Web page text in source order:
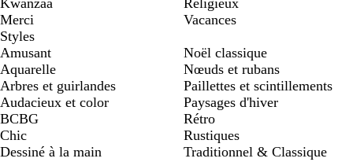
Kwanzaa
Merci
Religieux
Vacances
Styles
Amusant
Aquarelle
Arbres et guirlandes
Audacieux et color
BCBG
Chic
Dessiné à la main
Noël classique
Nœuds et rubans
Paillettes et scintillements
Paysages d'hiver
Rétro
Rustiques
Traditionnel & Classique